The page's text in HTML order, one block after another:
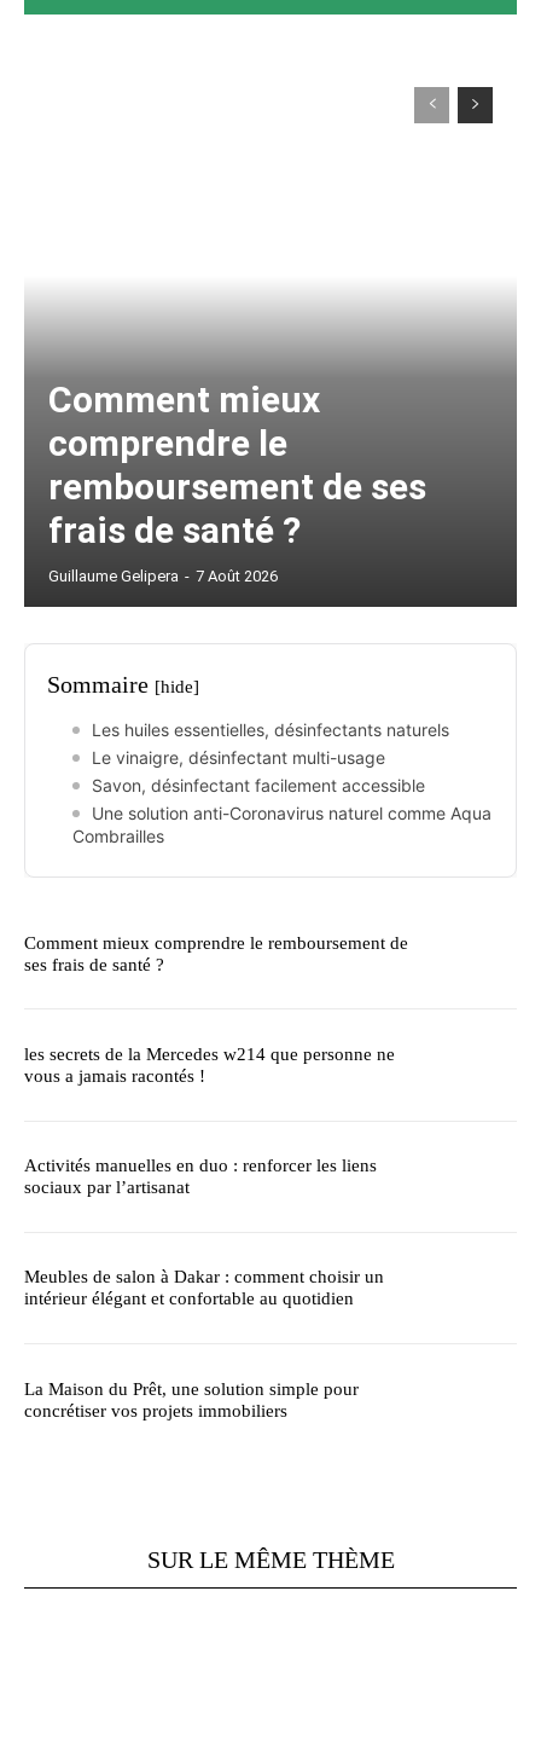
Comment mieux
comprendre le
remboursement de ses
frais de santé ?
Guillaume Gelipera - 7 Août 2026
Sommaire [hide]
Les huiles essentielles, désinfectants naturels
Le vinaigre, désinfectant multi-usage
Savon, désinfectant facilement accessible
Une solution anti-Coronavirus naturel comme Aqua
Combrailles
Comment mieux comprendre le remboursement de
ses frais de santé ?
les secrets de la Mercedes w214 que personne ne
vous a jamais racontés !
Activités manuelles en duo : renforcer les liens
sociaux par l’artisanat
Meubles de salon à Dakar : comment choisir un
intérieur élégant et confortable au quotidien
La Maison du Prêt, une solution simple pour
concrétiser vos projets immobiliers
SUR LE MÊME THÈME